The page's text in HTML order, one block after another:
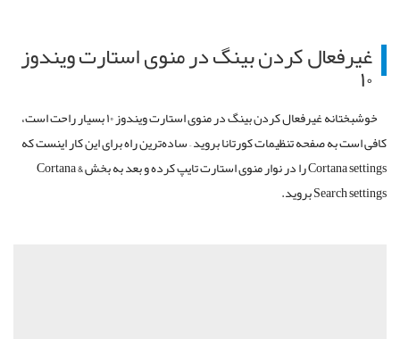
غیرفعال کردن بینگ در منوی استارت ویندوز
۱۰
خوشبختانه غیرفعال کردن بینگ در منوی استارت ویندوز ۱۰ بسیار راحت است،
کافی است به صفحه تنظیمات کورتانا بروید – ساده‌ترین راه برای این کار اینست که
Cortana settings را در نوار منوی استارت تایپ کرده و بعد به بخش Cortana &
Search settings بروید.